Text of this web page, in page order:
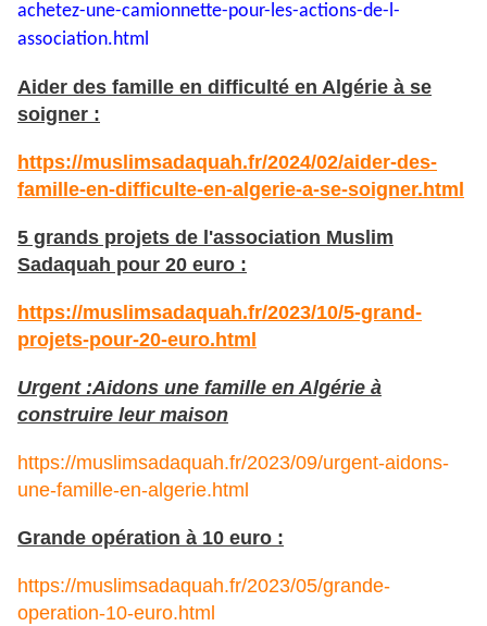
achetez-une-camionnette-pour-les-actions-de-l-
association.html
Aider des famille en difficulté en Algérie à se
soigner :
https://muslimsadaquah.fr/2024/02/aider-des-
famille-en-difficulte-en-algerie-a-se-soigner.html
5 grands projets de l'association Muslim
Sadaquah pour 20 euro :
https://muslimsadaquah.fr/2023/10/5-grand-
projets-pour-20-euro.html
Urgent :Aidons une famille en Algérie à
construire leur maison
https://muslimsadaquah.fr/2023/09/urgent-aidons-
une-famille-en-algerie.html
Grande opération à 10 euro :
https://muslimsadaquah.fr/2023/05/grande-
operation-10-euro.html